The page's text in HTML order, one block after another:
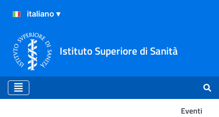
Istituto Superiore di Sanità
Eventi